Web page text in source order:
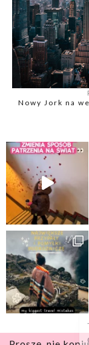
Nowy Jork na